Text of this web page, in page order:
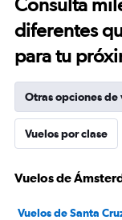
diferentes
para tu
Otras opciones de
Vuelos por clase
Vuelos de
Vuelos de Santa